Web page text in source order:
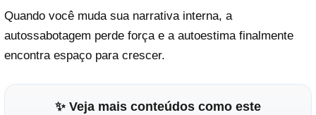
Quando você muda sua narrativa interna, a
autossabotagem perde força e a autoestima finalmente
encontra espaço para crescer.
✨ Veja mais conteúdos como este